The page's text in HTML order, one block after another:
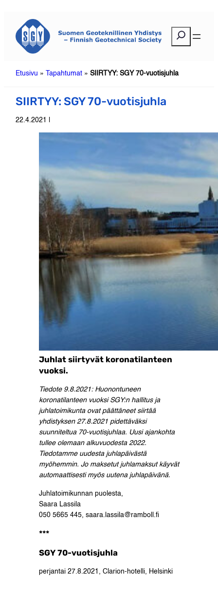
sisältöön
Etusivu » Tapahtumat » SIIRTYY: SGY 70-vuotisjuhla
SIIRTYY: SGY 70-vuotisjuhla
22.4.2021 |
Juhlat siirtyvät koronatilanteen
vuoksi.
Tiedote 9.8.2021: Huonontuneen
koronatilanteen vuoksi SGY:n hallitus ja
juhlatoimikunta ovat päättäneet siirtää
yhdistyksen 27.8.2021 pidettäväksi
suunniteltua 70-vuotisjuhlaa. Uusi ajankohta
tullee olemaan alkuvuodesta 2022.
Tiedotamme uudesta juhlapäivästä
myöhemmin. Jo maksetut juhlamaksut käyvät
automaattisesti myös uutena juhlapäivänä.
Juhlatoimikunnan puolesta,
Saara Lassila
050 5665 445, saara.lassila@ramboll.fi
***
SGY 70-vuotisjuhla
perjantai 27.8.2021, Clarion-hotelli, Helsinki